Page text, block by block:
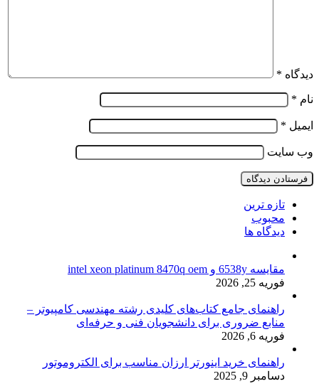
دیدگاه *
نام *
ایمیل *
وب‌ سایت
تازه ترین
محبوب
دیدگاه ها
مقایسه 6538y و intel xeon platinum 8470q oem
فوریه 25, 2026
راهنمای جامع کتاب‌های کلیدی رشته مهندسی کامپیوتر –
منابع ضروری برای دانشجویان فنی و حرفه‌ای
فوریه 6, 2026
راهنمای خرید اینورتر ارزان مناسب برای الکتروموتور
دسامبر 9, 2025